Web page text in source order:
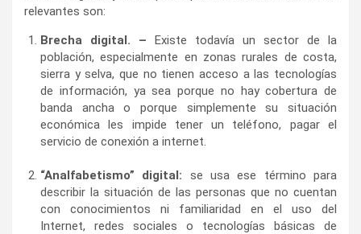
relevantes son:
Brecha digital. – Existe todavía un sector de la
población, especialmente en zonas rurales de costa,
sierra y selva, que no tienen acceso a las tecnologías
de información, ya sea porque no hay cobertura de
banda ancha o porque simplemente su situación
económica les impide tener un teléfono, pagar el
servicio de conexión a internet.
“Analfabetismo” digital: se usa ese término para
describir la situación de las personas que no cuentan
con conocimientos ni familiaridad en el uso del
Internet, redes sociales o tecnologías básicas de